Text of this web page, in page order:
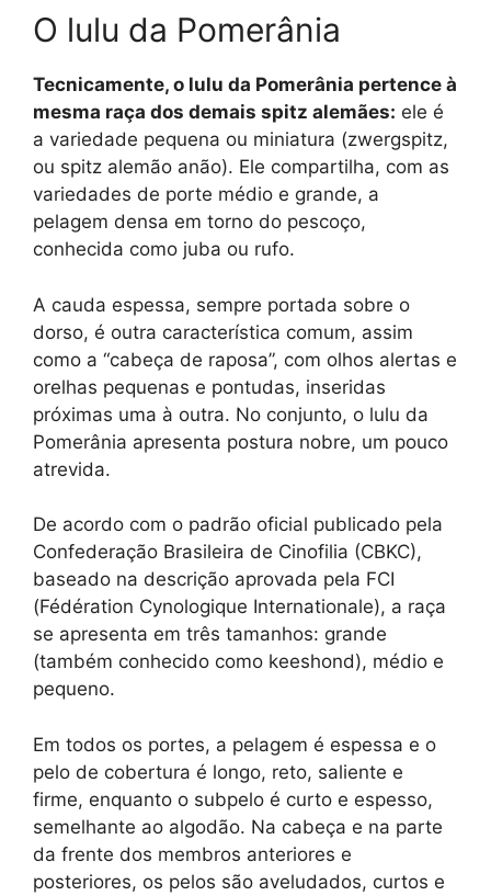
O lulu da Pomerânia
Tecnicamente, o lulu da Pomerânia pertence à
mesma raça dos demais spitz alemães: ele é
a variedade pequena ou miniatura (zwergspitz,
ou spitz alemão anão). Ele compartilha, com as
variedades de porte médio e grande, a
pelagem densa em torno do pescoço,
conhecida como juba ou rufo.
A cauda espessa, sempre portada sobre o
dorso, é outra característica comum, assim
como a “cabeça de raposa”, com olhos alertas e
orelhas pequenas e pontudas, inseridas
próximas uma à outra. No conjunto, o lulu da
Pomerânia apresenta postura nobre, um pouco
atrevida.
De acordo com o padrão oficial publicado pela
Confederação Brasileira de Cinofilia (CBKC),
baseado na descrição aprovada pela FCI
(Fédération Cynologique Internationale), a raça
se apresenta em três tamanhos: grande
(também conhecido como keeshond), médio e
pequeno.
Em todos os portes, a pelagem é espessa e o
pelo de cobertura é longo, reto, saliente e
firme, enquanto o subpelo é curto e espesso,
semelhante ao algodão. Na cabeça e na parte
da frente dos membros anteriores e
posteriores, os pelos são aveludados, curtos e